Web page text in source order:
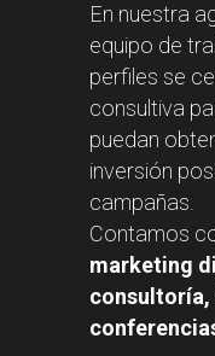
En nuestra
equipo de
perfiles se
consultiva
puedan
inversión
campañas.
Contamos
marketing